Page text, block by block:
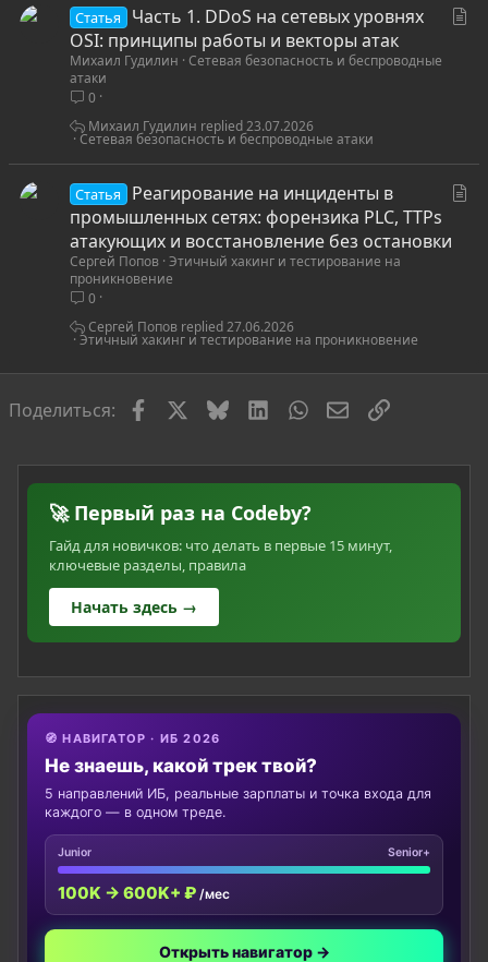
Статья
Часть 1. DDoS на сетевых уровнях
OSI: принципы работы и векторы атак
Михаил Гудилин
Сетевая безопасность и беспроводные
атаки
0
Сетевая безопасность и беспроводные атаки
23.07.2026
Михаил Гудилин
Статья
Реагирование на инциденты в
промышленных сетях: форензика PLC, TTPs
атакующих и восстановление без остановки
Сергей Попов Этичный хакинг и тестирование на
проникновение
0
Этичный хакинг и тестирование на проникновение
27.06.2026
Сергей Попов
Поделиться: FacebookBlueskyLinkedInWhatsAppЭлектронная
Ссылка
🚀 Первый раз на Codeby?
Гайд для новичков: что делать в первые 15 минут,
ключевые разделы, правила
Начать здесь →
🧭 НАВИГАТОР · ИБ 2026
Не знаешь, какой трек твой?
5 направлений ИБ, реальные зарплаты и точка входа для
каждого — в одном треде.
Junior Senior+
100K → 600K+ ₽ /мес
Открыть навигатор →